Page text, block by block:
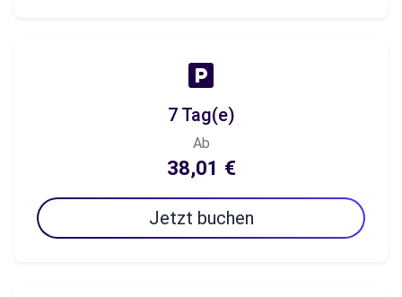
7 Tag(e)
Ab
38,01 €
Jetzt buchen